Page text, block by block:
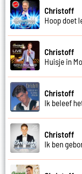
Christoff
Hoop doet
Christoff
Huisje in
Christoff
Ik beleef
Christoff
Ik ben